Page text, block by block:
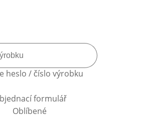
heslo / číslo výrobku
formulář
Oblíbené